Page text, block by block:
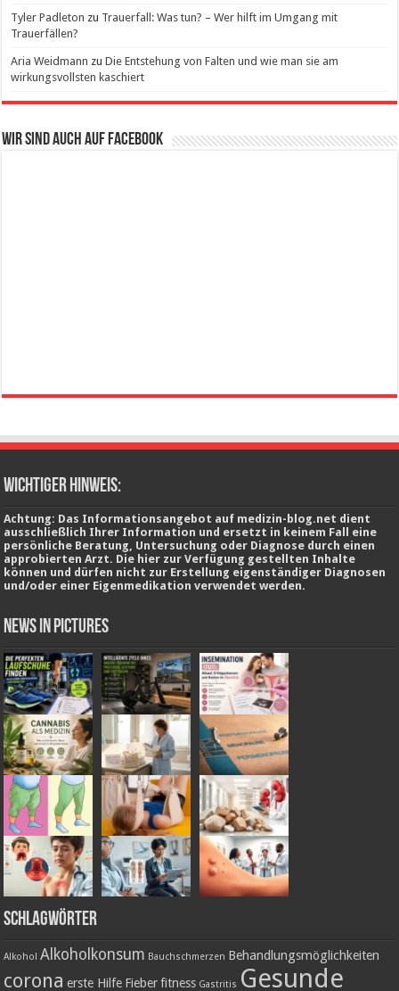
Tyler Padleton zu Trauerfall: Was tun? – Wer hilft im Umgang mit
Trauerfällen?
Aria Weidmann zuDie Entstehung von Falten und wie man sie am
wirkungsvollsten kaschiert
Wir sind auch auf Facebook
wichtiger Hinweis:
Achtung: Das Informationsangebot auf medizin-blog.net dient
ausschließlich Ihrer Information und ersetzt in keinem Fall eine
persönliche Beratung, Untersuchung oder Diagnose durch einen
approbierten Arzt. Die hier zur Verfügung gestellten Inhalte
können und dürfen nicht zur Erstellung eigenständiger Diagnosen
und/oder einer Eigenmedikation verwendet werden.
News in Pictures
Schlagwörter
Alkohol Alkoholkonsum Bauchschmerzen Behandlungsmöglichkeiten
corona erste Hilfe Fieber fitness Gastritis Gesunde